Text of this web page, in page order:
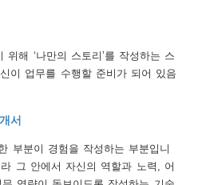
해 ‘나만의 스토리’를 작성하는 스
이 업무를 수행할 준비가 되어 있음
서
부분이 경험을 작성하는 부분입니
그 안에서 자신의 역할과 노력, 어